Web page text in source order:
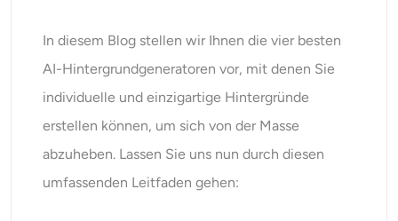
In diesem Blog stellen wir Ihnen die vier besten
AI-Hintergrundgeneratoren vor, mit denen Sie
individuelle und einzigartige Hintergründe
erstellen können, um sich von der Masse
abzuheben. Lassen Sie uns nun durch diesen
umfassenden Leitfaden gehen: